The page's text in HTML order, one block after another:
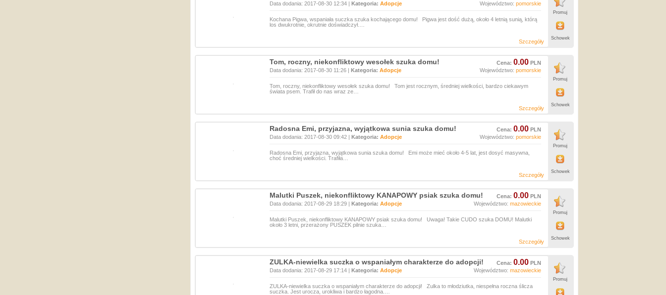
Data dodania: 2017-08-30 12:34 | Kategoria: Adopcje Województwo: pomorskie
Kochana Pigwa, wspaniała suczka szuka kochającego domu! Pigwa jest dość dużą, około 4 letnią sunią, którą
los dwukrotnie, okrutnie doświadczył.…
Szczegóły
Promuj
Schowek
Tom, roczny, niekonfliktowy wesołek szuka domu! Cena: 0.00 PLN
Data dodania: 2017-08-30 11:26 | Kategoria: Adopcje Województwo: pomorskie
Tom, roczny, niekonfliktowy wesołek szuka domu! Tom jest rocznym, średniej wielkości, bardzo ciekawym
świata psem. Trafił do nas wraz ze…
Szczegóły
Promuj
Schowek
Radosna Emi, przyjazna, wyjątkowa sunia szuka domu! Cena: 0.00 PLN
Data dodania: 2017-08-30 09:42 | Kategoria: Adopcje Województwo: pomorskie
Radosna Emi, przyjazna, wyjątkowa sunia szuka domu! Emi może mieć około 4-5 lat, jest dosyć masywna,
choć średniej wielkości. Trafiła…
Szczegóły
Promuj
Schowek
Malutki Puszek, niekonfliktowy KANAPOWY psiak szuka domu! Cena: 0.00 PLN
Data dodania: 2017-08-29 18:29 | Kategoria: Adopcje Województwo: mazowieckie
Malutki Puszek, niekonfliktowy KANAPOWY psiak szuka domu! Uwaga! Takie CUDO szuka DOMU! Malutki
około 3 letni, przerażony PUSZEK pilnie szuka…
Szczegóły
Promuj
Schowek
ZULKA-niewielka suczka o wspaniałym charakterze do adopcji! Cena: 0.00 PLN
Data dodania: 2017-08-29 17:14 | Kategoria: Adopcje Województwo: mazowieckie
ZULKA-niewielka suczka o wspaniałym charakterze do adopcji! Zulka to młodziutka, niespełna roczna ślicza
suczka. Jest urocza, urokliwa i bardzo łagodna.…
Promuj